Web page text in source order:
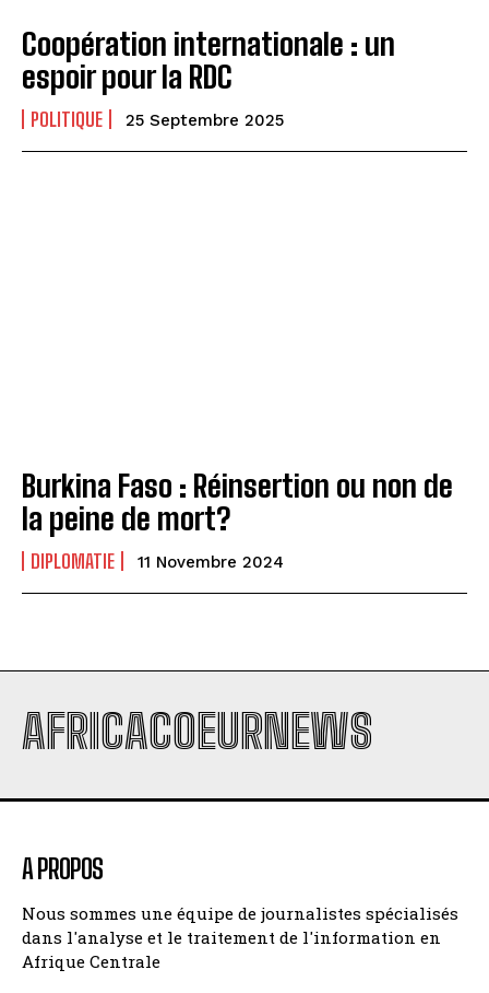
Coopération internationale : un
espoir pour la RDC
POLITIQUE 25 Septembre 2025
Burkina Faso : Réinsertion ou non de
la peine de mort?
DIPLOMATIE 11 Novembre 2024
AFRICACOEURNEWS
A PROPOS
Nous sommes une équipe de journalistes spécialisés
dans l'analyse et le traitement de l'information en
Afrique Centrale